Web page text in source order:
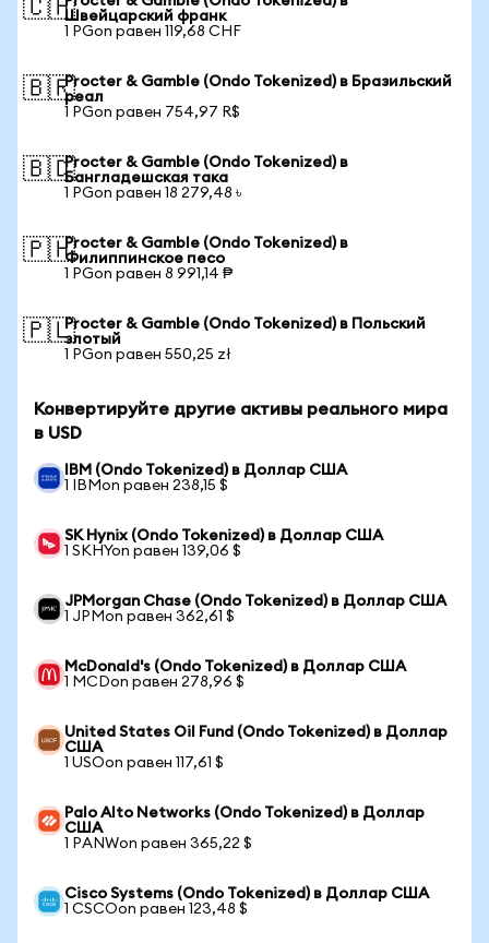
🇨🇭Швейцарский франк
1 PGon равен 119,68 CHF
🇧🇷Procter & Gamble (Ondo Tokenized) в Бразильский
реал
1 PGon равен 754,97 R$
🇧🇩Procter & Gamble (Ondo Tokenized) в
Бангладешская така
1 PGon равен 18 279,48 ৳
🇵🇭Procter & Gamble (Ondo Tokenized) в
Филиппинское песо
1 PGon равен 8 991,14 ₱
🇵🇱Procter & Gamble (Ondo Tokenized) в Польский
злотый
1 PGon равен 550,25 zł
Конвертируйте другие активы реального мира
в USD
IBM (Ondo Tokenized) в Доллар США
1 IBMon равен 238,15 $
SK Hynix (Ondo Tokenized) в Доллар США
1 SKHYon равен 139,06 $
JPMorgan Chase (Ondo Tokenized) в Доллар США
1 JPMon равен 362,61 $
McDonald's (Ondo Tokenized) в Доллар США
1 MCDon равен 278,96 $
United States Oil Fund (Ondo Tokenized) в Доллар
США
1 USOon равен 117,61 $
Palo Alto Networks (Ondo Tokenized) в Доллар
США
1 PANWon равен 365,22 $
Cisco Systems (Ondo Tokenized) в Доллар США
1 CSCOon равен 123,48 $